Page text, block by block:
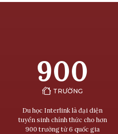
900
TRƯỜNG
Du học Interlink là đại diện
tuyển sinh chính thức cho hơn
900 trường từ 6 quốc gia